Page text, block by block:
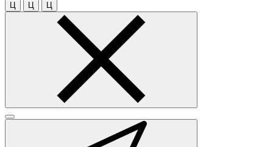
Ц Ц Ц